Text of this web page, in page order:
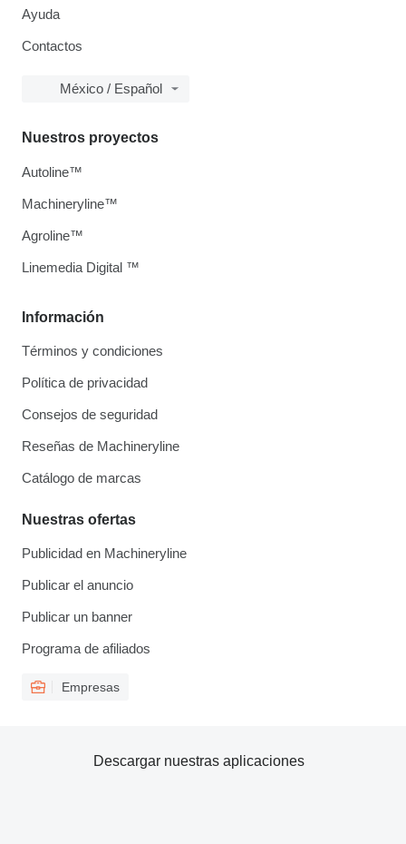
Ayuda
Contactos
México / Español
Información
Términos y condiciones
Política de privacidad
Consejos de seguridad
Reseñas de Machineryline
Catálogo de marcas
Nuestras ofertas
Publicidad en Machineryline
Publicar el anuncio
Publicar un banner
Programa de afiliados
Empresas
Nuestros proyectos
Autoline™
Machineryline™
Agroline™
Linemedia Digital ™
Descargar nuestras aplicaciones